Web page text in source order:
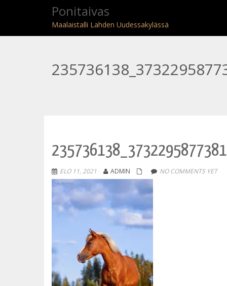
Ponitaivas
Maalaistalli Lahden Uudessakylässä
ELO 11, 2021 ADMIN NO COMMENTS YET